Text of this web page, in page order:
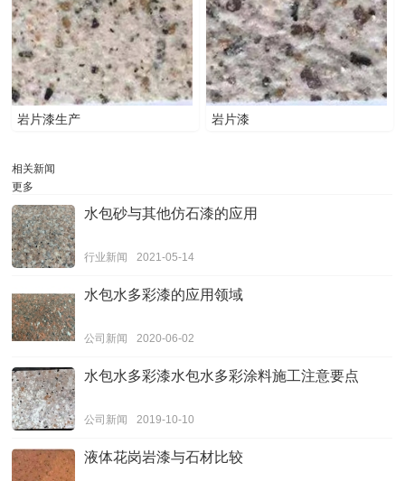
岩片漆生产 岩片漆
相关新闻
更多
水包砂与其他仿石漆的应用
行业新闻 2021-05-14
水包水多彩漆的应用领域
公司新闻 2020-06-02
水包水多彩漆​水包水多彩涂料施工注意要点
公司新闻 2019-10-10
液体花岗岩漆与石材比较